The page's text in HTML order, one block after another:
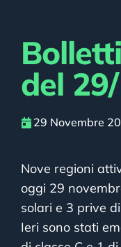
del
29 Novembre
Nove regioni
oggi 29
solari e 3 prive
Ieri sono stati